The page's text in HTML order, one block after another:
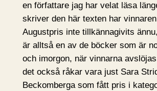
en författare jag har velat läsa
skriver den här texten har
Augustpris inte tillkännagivits
är alltså en av de böcker som är
och imorgon, när vinnarna
det också råkar vara just Sara
Beckomberga som fått pris i